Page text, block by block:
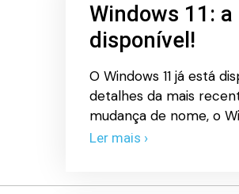
Windows 11:
disponível!
O Windows 11 já está
detalhes da mais
mudança de nome, o
Ler mais ›